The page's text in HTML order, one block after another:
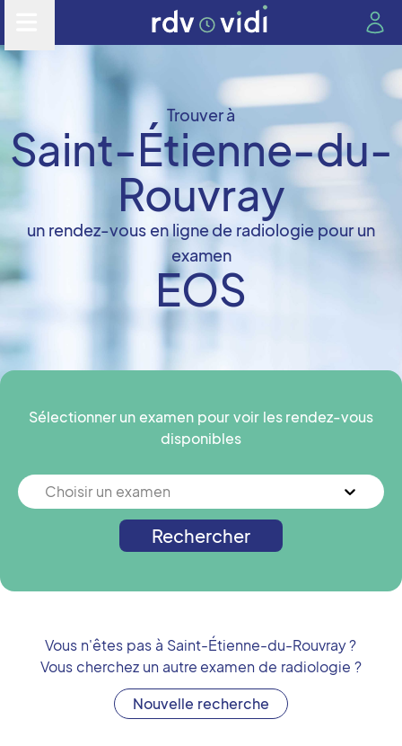
Trouver à
Saint-Étienne-du-
Rouvray
un rendez-vous en ligne de radiologie pour un
examen
EOS
Sélectionner un examen pour voir les rendez-vous
disponibles
Choisir un examen
Rechercher
Vous n'êtes pas à Saint-Étienne-du-Rouvray?
Vous cherchez un autre examen de radiologie ?
Nouvelle recherche